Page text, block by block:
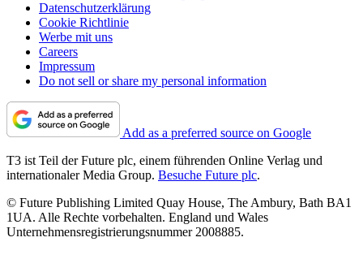
Datenschutzerklärung
Cookie Richtlinie
Werbe mit uns
Careers
Impressum
Do not sell or share my personal information
Add as a preferred source on Google
T3 ist Teil der Future plc, einem führenden Online Verlag und
internationaler Media Group. Besuche Future plc.
© Future Publishing Limited Quay House, The Ambury, Bath BA1
1UA. Alle Rechte vorbehalten. England und Wales
Unternehmensregistrierungsnummer 2008885.